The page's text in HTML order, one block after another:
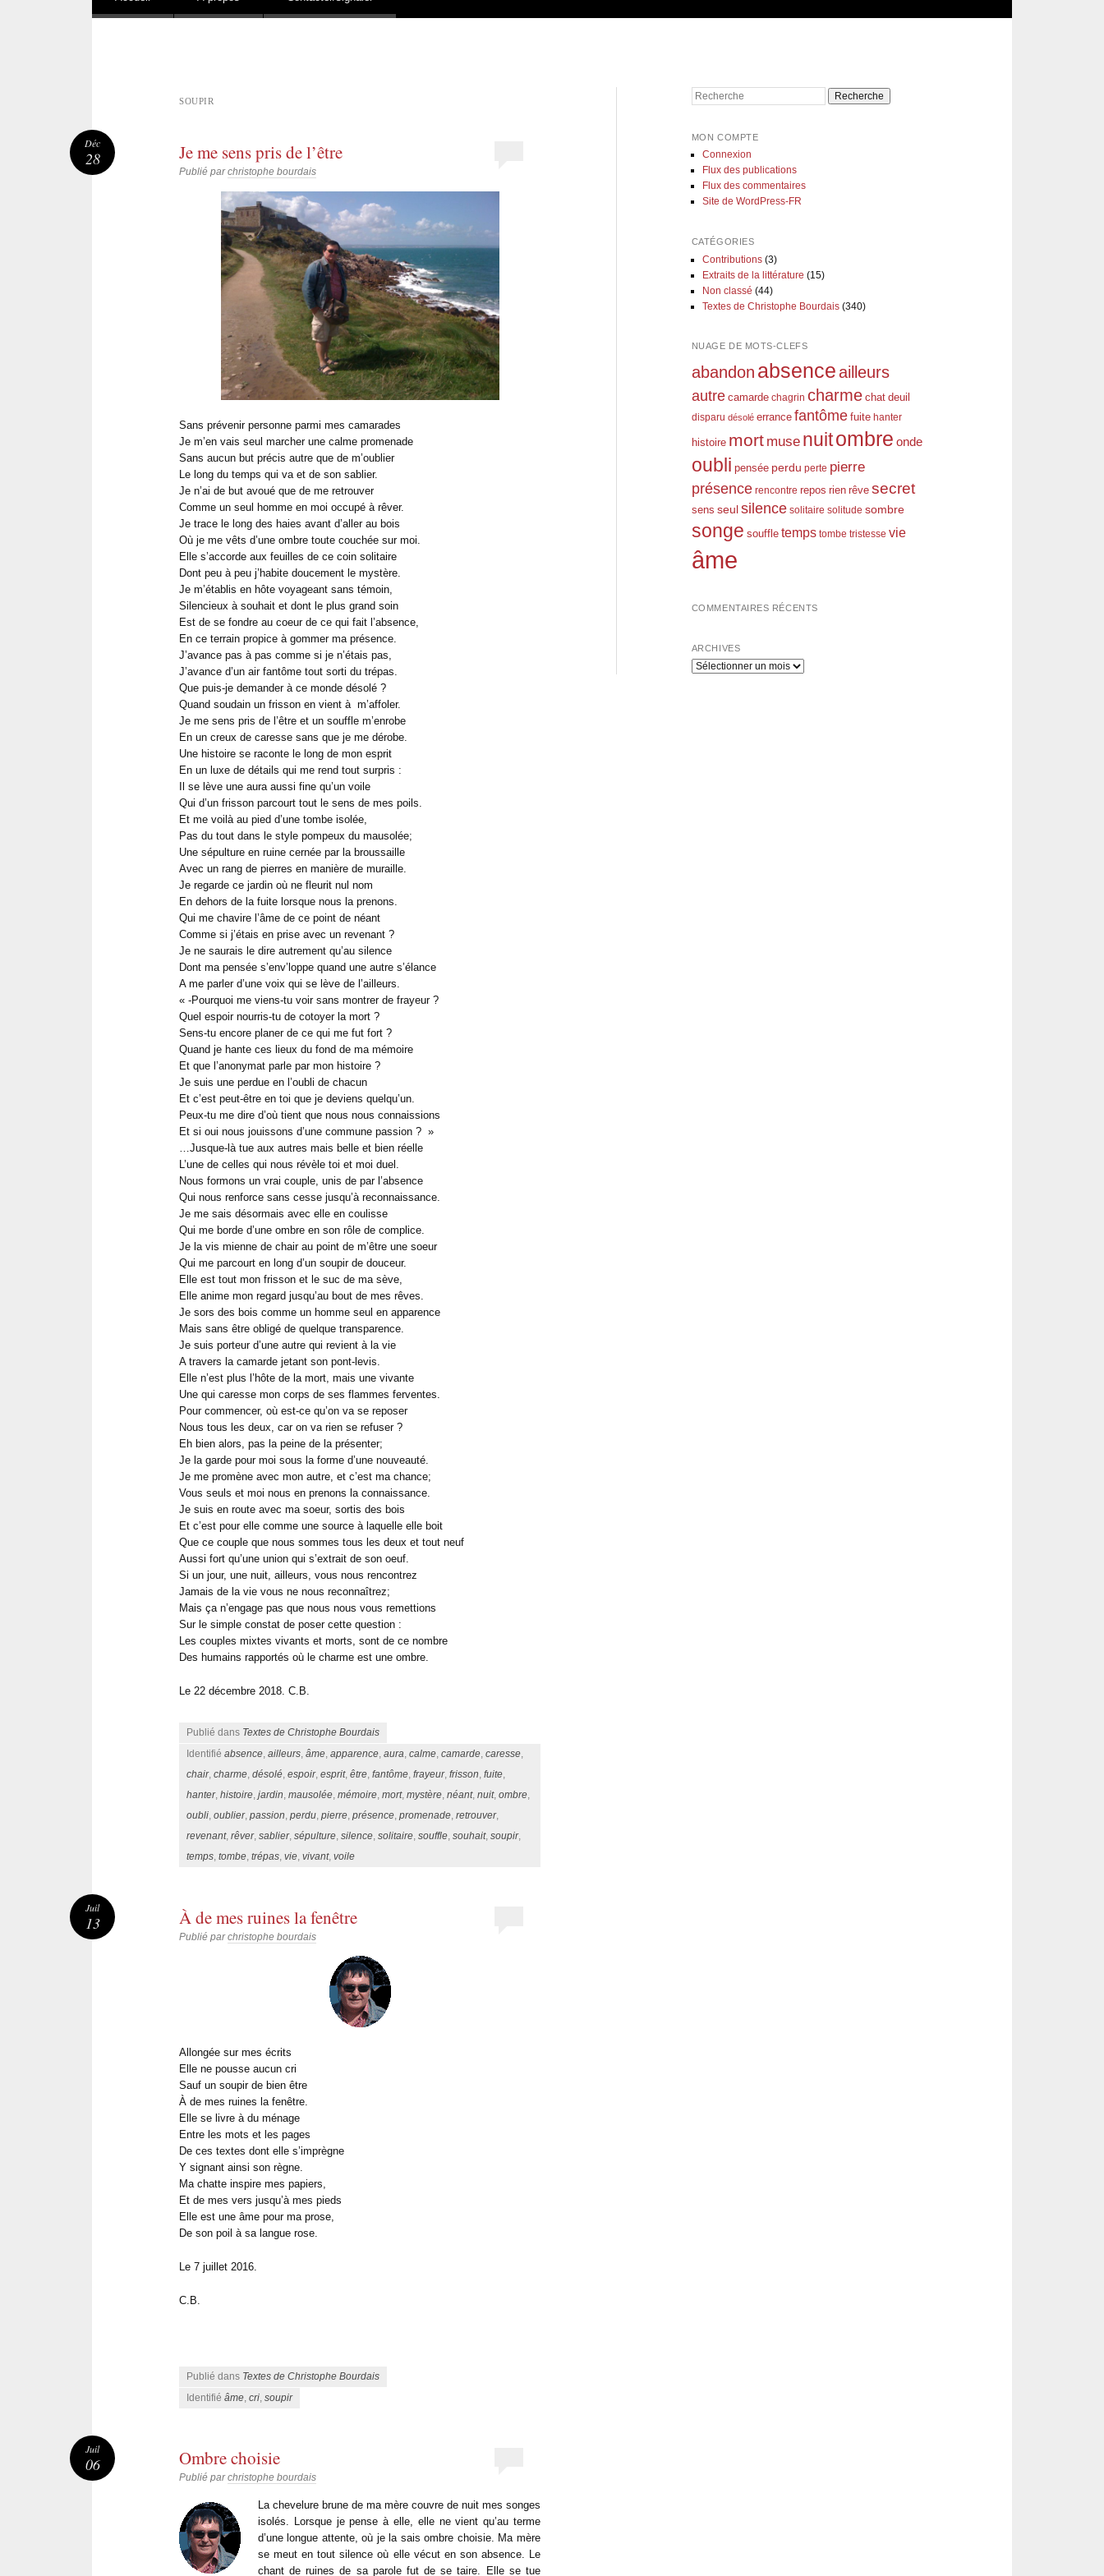
SOUPIR
Je me sens pris de l’être
Publié parchristophe bourdais
Sans prévenir personne parmi mes camarades
Je m’en vais seul marcher une calme promenade
Sans aucun but précis autre que de m’oublier
Le long du temps qui va et de son sablier.
Je n’ai de but avoué que de me retrouver
Comme un seul homme en moi occupé à rêver.
Je trace le long des haies avant d’aller au bois
Où je me vêts d’une ombre toute couchée sur moi.
Elle s’accorde aux feuilles de ce coin solitaire
Dont peu à peu j’habite doucement le mystère.
Je m’établis en hôte voyageant sans témoin,
Silencieux à souhait et dont le plus grand soin
Est de se fondre au coeur de ce qui fait l’absence,
En ce terrain propice à gommer ma présence.
J’avance pas à pas comme si je n’étais pas,
J’avance d’un air fantôme tout sorti du trépas.
Que puis-je demander à ce monde désolé ?
Quand soudain un frisson en vient à m’affoler.
Je me sens pris de l’être et un souffle m’enrobe
En un creux de caresse sans que je me dérobe.
Une histoire se raconte le long de mon esprit
En un luxe de détails qui me rend tout surpris :
Il se lève une aura aussi fine qu’un voile
Qui d’un frisson parcourt tout le sens de mes poils.
Et me voilà au pied d’une tombe isolée,
Pas du tout dans le style pompeux du mausolée;
Une sépulture en ruine cernée par la broussaille
Avec un rang de pierres en manière de muraille.
Je regarde ce jardin où ne fleurit nul nom
En dehors de la fuite lorsque nous la prenons.
Qui me chavire l’âme de ce point de néant
Comme si j’étais en prise avec un revenant ?
Je ne saurais le dire autrement qu’au silence
Dont ma pensée s’env’loppe quand une autre s’élance
A me parler d’une voix qui se lève de l’ailleurs.
« -Pourquoi me viens-tu voir sans montrer de frayeur ?
Quel espoir nourris-tu de cotoyer la mort ?
Sens-tu encore planer de ce qui me fut fort ?
Quand je hante ces lieux du fond de ma mémoire
Et que l’anonymat parle par mon histoire ?
Je suis une perdue en l’oubli de chacun
Et c’est peut-être en toi que je deviens quelqu’un.
Peux-tu me dire d’où tient que nous nous connaissions
Et si oui nous jouissons d’une commune passion ? »
…Jusque-là tue aux autres mais belle et bien réelle
L’une de celles qui nous révèle toi et moi duel.
Nous formons un vrai couple, unis de par l’absence
Qui nous renforce sans cesse jusqu’à reconnaissance.
Je me sais désormais avec elle en coulisse
Qui me borde d’une ombre en son rôle de complice.
Je la vis mienne de chair au point de m’être une soeur
Qui me parcourt en long d’un soupir de douceur.
Elle est tout mon frisson et le suc de ma sève,
Elle anime mon regard jusqu’au bout de mes rêves.
Je sors des bois comme un homme seul en apparence
Mais sans être obligé de quelque transparence.
Je suis porteur d’une autre qui revient à la vie
A travers la camarde jetant son pont-levis.
Elle n’est plus l’hôte de la mort, mais une vivante
Une qui caresse mon corps de ses flammes ferventes.
Pour commencer, où est-ce qu’on va se reposer
Nous tous les deux, car on va rien se refuser ?
Eh bien alors, pas la peine de la présenter;
Je la garde pour moi sous la forme d’une nouveauté.
Je me promène avec mon autre, et c’est ma chance;
Vous seuls et moi nous en prenons la connaissance.
Je suis en route avec ma soeur, sortis des bois
Et c’est pour elle comme une source à laquelle elle boit
Que ce couple que nous sommes tous les deux et tout neuf
Aussi fort qu’une union qui s’extrait de son oeuf.
Si un jour, une nuit, ailleurs, vous nous rencontrez
Jamais de la vie vous ne nous reconnaîtrez;
Mais ça n’engage pas que nous nous vous remettions
Sur le simple constat de poser cette question :
Les couples mixtes vivants et morts, sont de ce nombre
Des humains rapportés où le charme est une ombre.
Le 22 décembre 2018. C.B.
Publié dans Textes de Christophe Bourdais
Identifié absence, ailleurs, âme, apparence, aura, calme, camarde, caresse,
chair, charme, désolé, espoir, esprit, être, fantôme, frayeur, frisson, fuite,
hanter, histoire, jardin, mausolée, mémoire, mort, mystère, néant, nuit, ombre,
oubli, oublier, passion, perdu, pierre, présence, promenade, retrouver,
revenant, rêver, sablier, sépulture, silence, solitaire, souffle, souhait, soupir,
temps, tombe, trépas, vie, vivant, voile
Déc
28
À de mes ruines la fenêtre
Publié parchristophe bourdais
Allongée sur mes écrits
Elle ne pousse aucun cri
Sauf un soupir de bien être
À de mes ruines la fenêtre.
Elle se livre à du ménage
Entre les mots et les pages
De ces textes dont elle s’imprègne
Y signant ainsi son règne.
Ma chatte inspire mes papiers,
Et de mes vers jusqu’à mes pieds
Elle est une âme pour ma prose,
De son poil à sa langue rose.
Le 7 juillet 2016.
C.B.
Publié dans Textes de Christophe Bourdais
Identifié âme, cri, soupir
Juil
13
Ombre choisie
Publié parchristophe bourdais
La chevelure brune de ma mère couvre de nuit mes songes
isolés. Lorsque je pense à elle, elle ne vient qu’au terme
d’une longue attente, où je la sais ombre choisie. Ma mère
se meut en tout silence où elle vécut en son absence. Le
chant de ruines de sa parole fut de se taire. Elle se tue
Juil
06
Recherche
MON COMPTE
Connexion
Flux des publications
Flux des commentaires
Site de WordPress-FR
CATÉGORIES
Contributions(3)
Extraits de la littérature (15)
Non classé (44)
Textes de Christophe Bourdais(340)
NUAGE DE MOTS-CLEFS
abandon absenceailleurs
autre camarde chagrin charme chat deuil
disparu désolé errance fantôme fuite hanter
histoire mort muse nuitombre onde
oubli pensée perdu perte pierre
présence rencontre repos rien rêve secret
sens seul silence solitaire solitude sombre
songe souffle temps tombe tristesse vie
âme
COMMENTAIRES RÉCENTS
ARCHIVES
Archives